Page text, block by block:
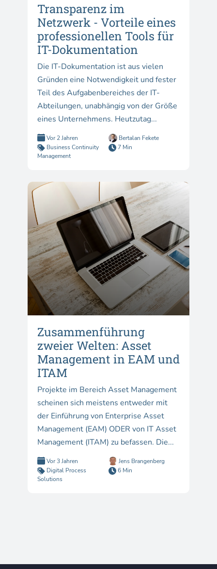
Transparenz im
Netzwerk - Vorteile eines
professionellen Tools für
IT-Dokumentation
Die IT-Dokumentation ist aus vielen
Gründen eine Notwendigkeit und fester
Teil des Aufgabenbereiches der IT-
Abteilungen, unabhängig von der Größe
eines Unternehmens. Heutzutag...
Vor 2 Jahren
Bertalan Fekete
Business Continuity
Management
7 Min
Zusammenführung
zweier Welten: Asset
Management in EAM und
ITAM
Projekte im Bereich Asset Management
scheinen sich meistens entweder mit
der Einführung von Enterprise Asset
Management (EAM) ODER von IT Asset
Management (ITAM) zu befassen. Die...
Vor 3 Jahren
Jens Brangenberg
Digital Process
Solutions
6 Min